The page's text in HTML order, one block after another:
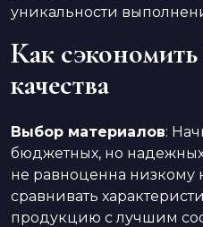
уникальности
Как
качества
Выбор материалов:
бюджетных, но
не равноценна низкому
сравнивать
продукцию с лучшим